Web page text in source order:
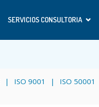
SERVICIOS CONSULTORIA
ISO 9001 ISO 50001